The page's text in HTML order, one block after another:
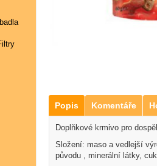
Popis Komentáře
Doplňkové krmivo pro
Složení: maso a vedlejší
původu , minerální látky,